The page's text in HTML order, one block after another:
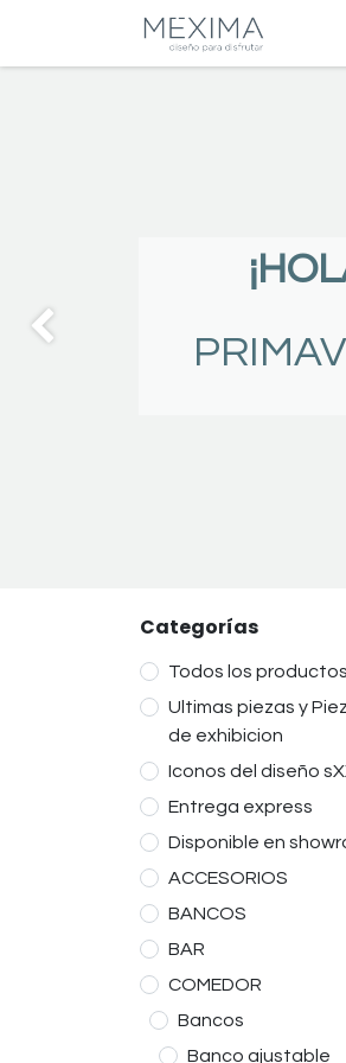
Anterior
Categorías
Todos los productos
Ultimas piezas y
de exhibicion
Iconos del diseño
Entrega express
Disponible en
ACCESORIOS
BANCOS
BAR
COMEDOR
Bancos
Banco ajustable